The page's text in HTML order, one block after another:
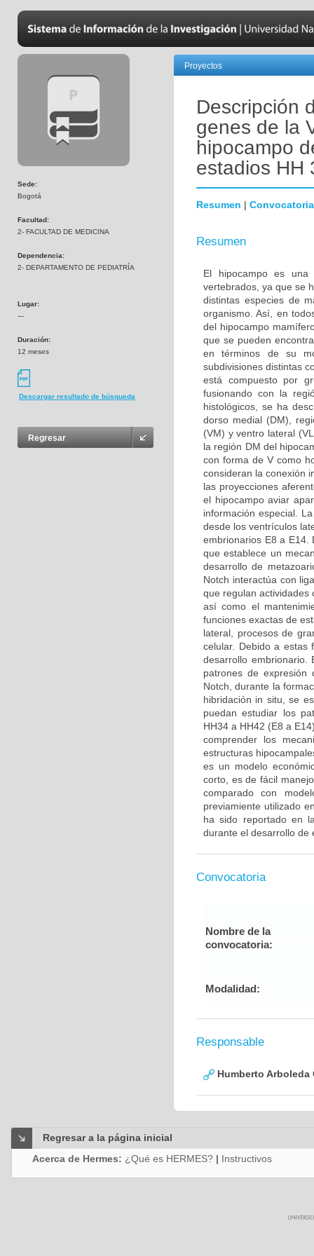
Sede:
Bogotá
Facultad:
2- FACULTAD DE MEDICINA
Dependencia:
2- DEPARTAMENTO DE PEDIATRÍA
Lugar:
---
Duración:
12 meses
Descargar resultado de búsqueda
Regresar
Proyectos
Descripción
genes de la
hipocampo
estadios HH
Resumen | Convocatoria
Resumen
El hipocampo es una
vertebrados, ya que se
distintas especies de
organismo. Así, en
del hipocampo
que se pueden
en términos de su
subdivisiones distintas
está compuesto por
fusionando con la
histológicos, se ha
dorso medial (DM),
(VM) y ventro lateral
la región DM del
con forma de V como
consideran la conexión
las proyecciones
el hipocampo aviar
información especial.
desde los ventrículos
embrionarios E8 a E14.
que establece un
desarrollo de
Notch interactúa con
que regulan actividades
así como el
funciones exactas de
lateral, procesos de
celular. Debido a estas
desarrollo embrionario.
patrones de
Notch, durante la
hibridación in situ, se
puedan estudiar los
HH34 a HH42 (E8 a
comprender los
estructuras
es un modelo
corto, es de fácil
comparado con
previamiente utilizado
ha sido reportado en
durante el desarrollo de
Convocatoria
Nombre de la
convocatoria:
Modalidad:
Responsable
Humberto Arboleda
Regresar a la página inicial
Acerca de Hermes: ¿Qué es HERMES? | Instructivos